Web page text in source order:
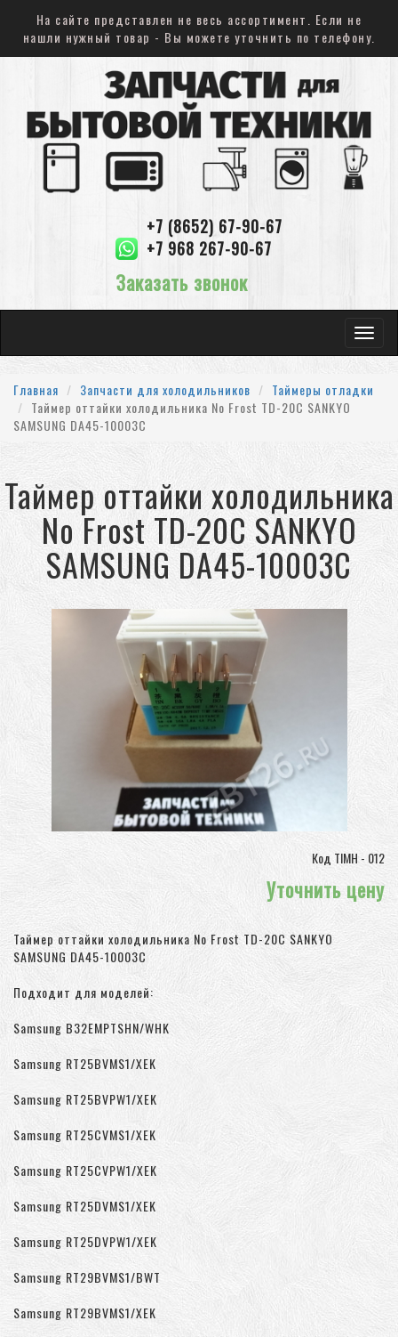
На сайте представлен не весь ассортимент. Если не
нашли нужный товар - Вы можете уточнить по телефону.
+7 (8652) 67-90-67
+7 968 267-90-67
Заказать звонок
Toggle
Главная
Запчасти для холодильников
Таймеры отладки
Таймер оттайки холодильника No Frost TD-20C SANKYO
SAMSUNG DA45-10003C
Таймер оттайки холодильника
No Frost TD-20C SANKYO
SAMSUNG DA45-10003C
Код TIMH - 012
Уточнить цену
Таймер оттайки холодильника No Frost TD-20C SANKYO
SAMSUNG DA45-10003C
Подходит для моделей:
Samsung B32EMPTSHN/WHK
Samsung RT25BVMS1/XEK
Samsung RT25BVPW1/XEK
Samsung RT25CVMS1/XEK
Samsung RT25CVPW1/XEK
Samsung RT25DVMS1/XEK
Samsung RT25DVPW1/XEK
Samsung RT29BVMS1/BWT
Samsung RT29BVMS1/XEK